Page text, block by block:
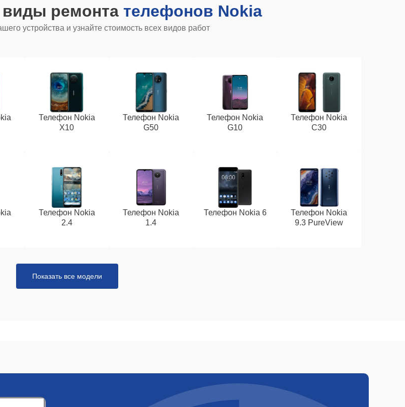
ремонта телефонов Nokia
устройства и узнайте стоимость всех видов работ
Телефон Nokia
X10
Телефон Nokia
G50
Телефон Nokia
G10
Телефон Nokia
C30
Телефон Nokia
2.4
Телефон Nokia
1.4
Телефон Nokia 6
Телефон Nokia
9.3 PureView
Показать все модели